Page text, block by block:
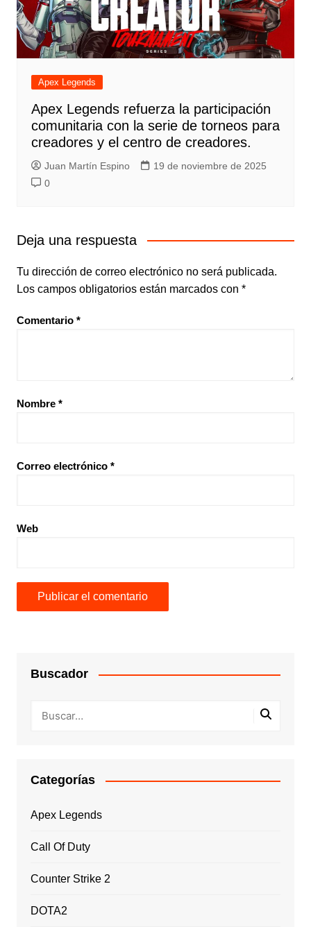
Apex Legends
Apex Legends refuerza la participación
comunitaria con la serie de torneos para
creadores y el centro de creadores.
Juan Martín Espino
19 de noviembre de 2025
0
Deja una respuesta
Tu dirección de correo electrónico no será publicada.
Los campos obligatorios están marcados con *
Comentario *
Nombre *
Correo electrónico *
Web
Buscador
Categorías
Apex Legends
Call Of Duty
Counter Strike 2
DOTA2